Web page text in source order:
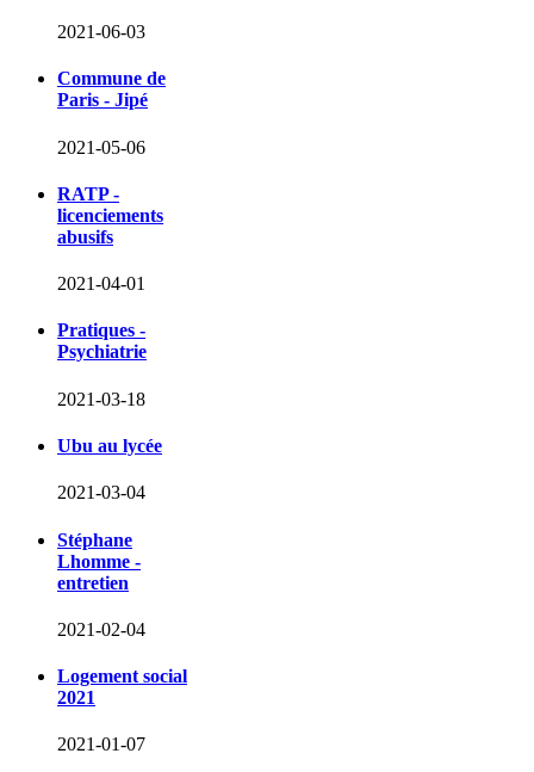
2021-06-03
Commune de
Paris - Jipé
2021-05-06
RATP -
licenciements
abusifs
2021-04-01
Pratiques -
Psychiatrie
2021-03-18
Ubu au lycée
2021-03-04
Stéphane
Lhomme -
entretien
2021-02-04
Logement social
2021
2021-01-07